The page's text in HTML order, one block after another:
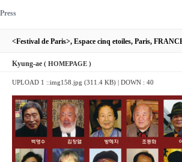
Press
<Festival de Paris>, Espace cinq etoiles, Paris,
Kyung-ae ( HOMEPAGE )
UPLOAD 1 ::img158.jpg (311.4 KB) | DOWN : 40